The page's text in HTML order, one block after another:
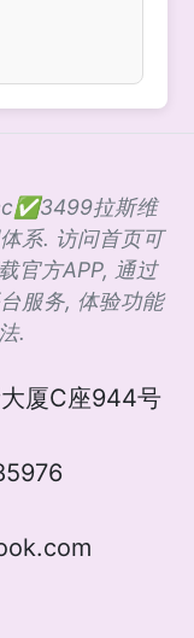
拉斯维
系. 访问首页可
官方APP, 通过
服务, 体验功能
.
厦C座944号